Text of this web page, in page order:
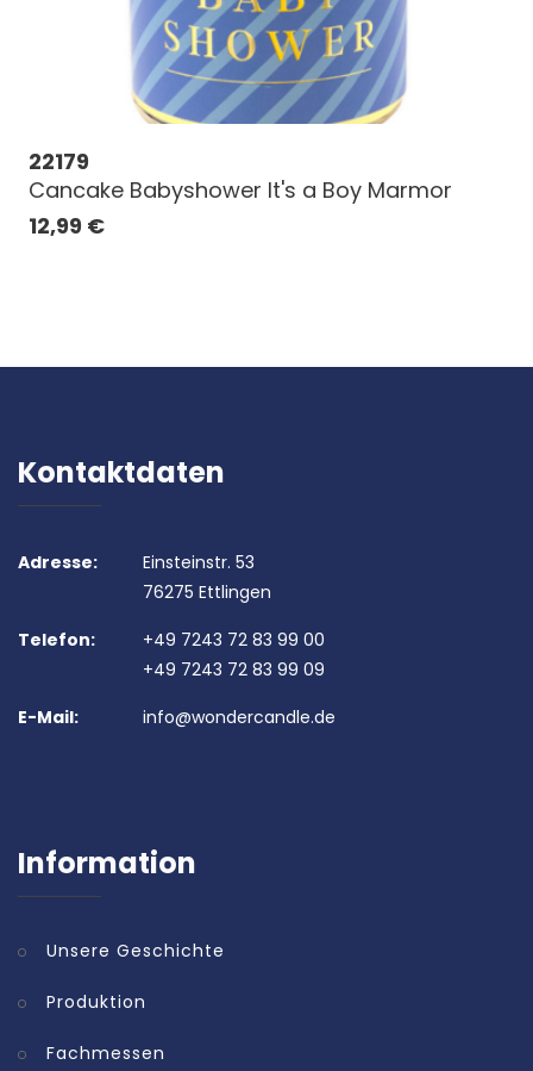
22179
Cancake Babyshower It's a Boy Marmor
12,99 €
Kontaktdaten
Adresse:
Einsteinstr. 53
76275 Ettlingen
Telefon:
+49 7243 72 83 99 00
+49 7243 72 83 99 09
E-Mail:
info@wondercandle.de
Information
Unsere Geschichte
Produktion
Fachmessen